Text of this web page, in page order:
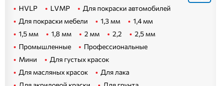
HVLP
LVMP
Для покраски автомобилей
Для покраски мебели
1,3 мм
1,4 мм
1,5 мм
1,8 мм 2 мм 2,2
2,5 мм
Промышленные
Профессиональные
Мини
Для густых красок
Для масляных красок
Для лака